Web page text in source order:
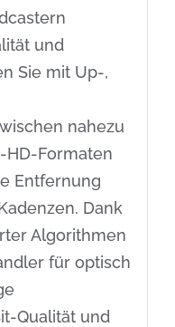
und
Sie mit Up-,
nahezu
HD-Formaten
Entfernung
Dank
Algorithmen
für optisch
Qualität und